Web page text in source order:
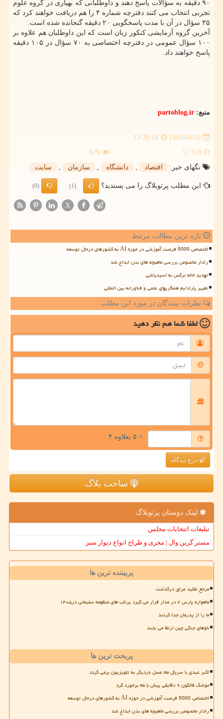
۹۰ دقیقه به سؤالات پاسخ دهند و داوطلبانی که بهیاری در گروه علوم
تجربی انتخاب می کنند دفترچه شماره ۴ را هم دریافت خواهند کرد که
۳۵ سؤال در آن با مدت پاسخگویی ۲۰ دقیقه گنجانده شده است.
آخرین گروه آزمایشی کنکور زبان است که این داوطلبان هم علاوه بر
۱۰۰ سؤال عمومی در دفترچه اختصاصی به ۷۰ سؤال در ۱۰۵ دقیقه
پاسخ خواهند داد.
منبع: partoblog.ir
1401/04/10
13:20:18
5.0
/ 5
679
تگهای خبر:
اقتصاد , دانشگاه , سازمان , سایت
این مطلب پرتوبلاگ را می پسندید؟ (1)
(0)
X
تازه ترین مطالب مرتبط
اختصاص 5000 فرصت آموزشی در حوزه AI به کشورهای درحال توسعه
رادار مخصوص بررسی ماهیچه های بدن ابداع شد
تهدید خاله نرگس به اسیدپاشی
تغییر پارادایم همکاریهای علمی و فناورانه بین المللی
نظرات بینندگان در مورد این مطلب
لطفا شما همنظر دهید
= ۵ بعلاوه ۴
درج دیدگاه
ساخت بلاگ
لینک دوستان پرتوبلاگ
تبلیغات انتخابات مجلس
مستر گرین وال | مجری و طراح انواع دیوار سبز
پربیننده ترین ها
مرجع تقلید عراق درگذشت
ماهواره پارس ۲ در مدار قرار می گیرد پرتاب های منظومه سلیمانی در۱۴۰۵
ما را از پدرمان جدا کردند
ناوهای جنگی چین ارتقا می یابند
پربحث ترین ها
اکبر عبدی با سریال ماه عسل باردیگر به تلویزیون برمی گردد
موشک فالکون ۹ دقایقی پیش با ماه برخورد کرد
اختصاص 5000 فرصت آموزشی در حوزه AI به کشورهای درحال توسعه
رادار مخصوص بررسی ماهیچه های بدن ابداع شد